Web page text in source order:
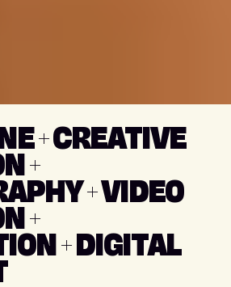
+ CREATIVE
+
+ VIDEO
+
+ DIGITAL